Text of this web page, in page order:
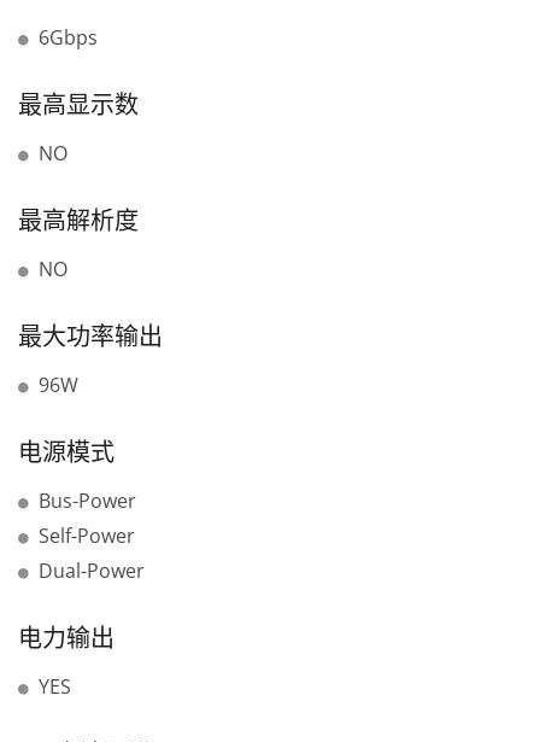
6Gbps
最高显示数
NO
最高解析度
NO
最大功率输出
96W
电源模式
Bus-Power
Self-Power
Dual-Power
电力输出
YES